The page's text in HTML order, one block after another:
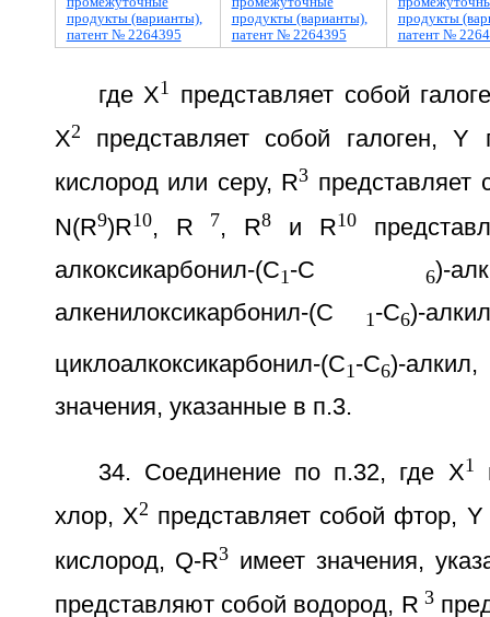
где Х1 представляет собой
Х2
представляет собой галоген, Y
кислород или серу, R3 представляет
N(R9)R10, R 7, R8 и R10
алкоксикарбонил-(С1-С6)-
алкенилоксикарбонил-(С
1-С6)-
циклоалкоксикарбонил-(С1-С6)-
значения, указанные в п.3.
34. Соединение по п.32, где Х1
хлор, Х2 представляет собой фтор,
кислород, Q-R3 имеет значения,
представляют собой водород, R 3